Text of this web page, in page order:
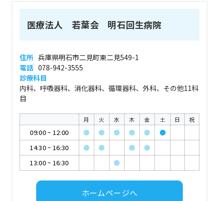
医療法人 若葉会 明石回生病院
住所 兵庫県明石市二見町東二見549-1
電話 078-942-3555
診療科目
内科、呼吸器科、消化器科、循環器科、外科、その他11科
目
月 火 水 木 金 土 日 祝
09:00~ 12:00 ● ● ● ● ●
●
14:30~ 16:30 ● ● ●
●
13:00~ 16:30 ●
ホームページへ